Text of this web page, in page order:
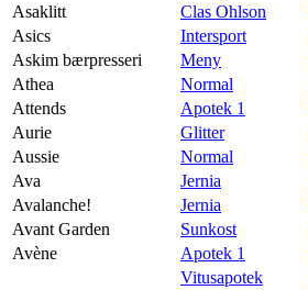
Asaklitt
Clas Ohlson
Asics
Intersport
Askim bærpresseri
Meny
Athea
Normal
Attends
Apotek 1
Aurie
Glitter
Aussie
Normal
Ava
Jernia
Avalanche!
Jernia
Avant Garden
Sunkost
Avène
Apotek 1
Vitusapotek